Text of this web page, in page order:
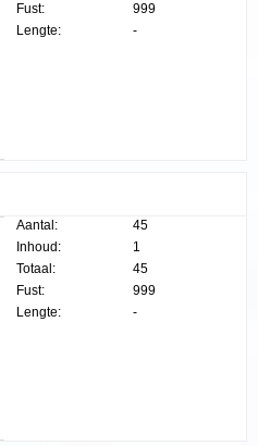
Fust:
999
Lengte:
-
Aantal:
45
Inhoud:
1
Totaal:
45
Fust:
999
Lengte:
-